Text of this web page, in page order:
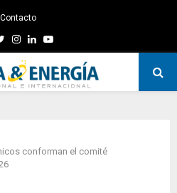
Contacto
TwitterInstagram
LinkedinYoutube
conforman el comité